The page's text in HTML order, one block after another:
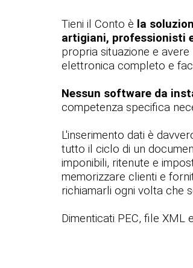
Tieni il Conto è la
artigiani, professionisti
propria situazione e
elettronica completo e
Nessun software da
competenza specifica
L'inserimento dati è
tutto il ciclo di un
imponibili, ritenute e
memorizzare clienti e
richiamarli ogni volta che
Dimenticati PEC, file XML